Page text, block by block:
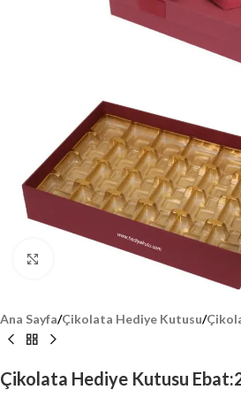
Click to enlarge
Ana Sayfa/Çikolata Hediye Kutusu/
Çikolata Hediye Kutusu